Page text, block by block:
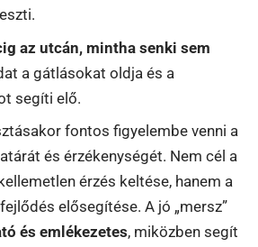
az utcán, mintha senki sem
a gátlásokat oldja és a
segíti elő.
fontos figyelembe venni a
és érzékenységét. Nem cél a
érzés keltése, hanem a
elősegítése. A jó „mersz”
és emlékezetes, miközben segít